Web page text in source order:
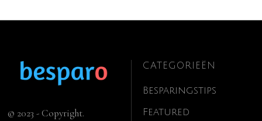
© 2023 - Copyright.
CATEGORIEËN
Besparingstips
Featured